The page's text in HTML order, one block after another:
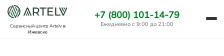
Сервисный центр Artelvв
Ижевске
+7 (800) 101-14-79
Ежедневно с 9:00 до 21:00